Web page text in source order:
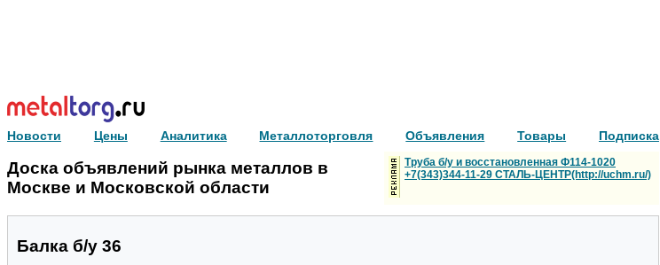
Новости Цены Аналитика Металлоторговля Объявления Товары Подписка
Доска объявлений рынка металлов в
Москве и Московской области
Труба б/у и восстановленная Ф114-1020
+7(343)344-11-29 СТАЛЬ-ЦЕНТР(http://uchm.ru/)
Балка б/у 36